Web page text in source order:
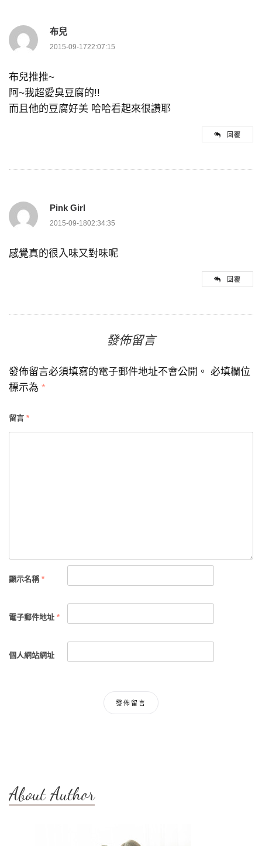
布兒
2015-09-1722:07:15
布兒推推~
阿~我超愛臭豆腐的!!
而且他的豆腐好美 哈哈看起來很讚耶
回覆
Pink Girl
2015-09-1802:34:35
感覺真的很入味又對味呢
回覆
發佈留言
發佈留言必須填寫的電子郵件地址不會公開。 必填欄位
標示為 *
留言 *
顯示名稱 *
電子郵件地址 *
個人網站網址
About Author